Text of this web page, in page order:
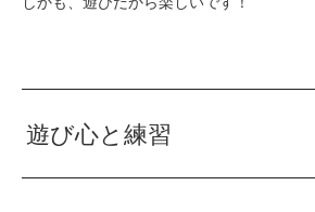
遊び心と練習